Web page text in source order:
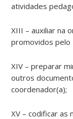
atividades
XIII – auxiliar na
promovidos pelo
XIV – preparar
outros
coordenador(a);
XV – codificar as